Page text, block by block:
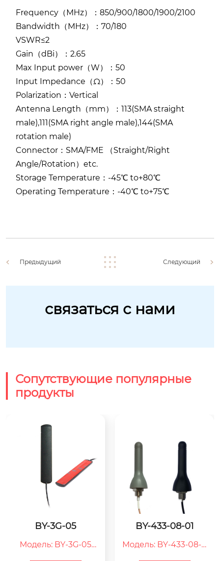
Frequency（MHz）：850/900/1800/1900/2100
Bandwidth（MHz）：70/180
VSWR≤2
Gain（dBi）：2.65
Max Input power（W）：50
Input Impedance（Ω）：50
Polarization：Vertical
Antenna Length（mm）：113(SMA straight
male),111(SMA right angle male),144(SMA
rotation male)
Connector：SMA/FME （Straight/Right
Angle/Rotation）etc.
Storage Temperature：-45℃ to+80℃
Operating Temperature：-40℃ to+75℃
Предыдущий Следующий
связаться с нами
Сопутствующие популярные
продукты
BY-3G-05
Модель: BY-3G-05
BY-433-08-01
Модель: BY-433-08-0